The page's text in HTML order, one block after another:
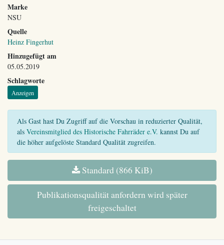
Marke
NSU
Quelle
Heinz Fingerhut
Hinzugefügt am
05.05.2019
Schlagworte
Anzeigen
Als Gast hast Du Zugriff auf die Vorschau in reduzierter Qualität,
als Vereinsmitglied des Historische Fahrräder e.V. kannst Du auf
die höher aufgelöste Standard Qualität zugreifen.
Standard (866 KiB)
Publikationsqualität anfordern wird später
freigeschaltet